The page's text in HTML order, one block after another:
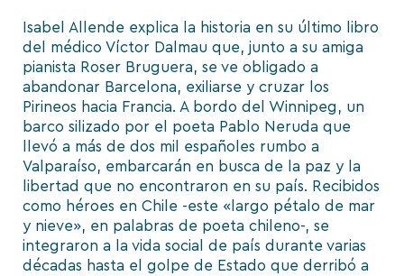
Isabel Allende explica la historia en su último libro
del médico Víctor Dalmau que, junto a su amiga
pianista Roser Bruguera, se ve obligado a
abandonar Barcelona, exiliarse y cruzar los
Pirineos hacia Francia. A bordo del Winnipeg, un
barco silizado por el poeta Pablo Neruda que
llevó a más de dos mil españoles rumbo a
Valparaíso, embarcarán en busca de la paz y la
libertad que no encontraron en su país. Recibidos
como héroes en Chile -este «largo pétalo de mar
y nieve», en palabras de poeta chileno-, se
integraron a la vida social de país durante varias
décadas hasta el golpe de Estado que derribó a